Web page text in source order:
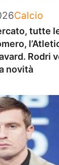
Categorie
Calcio
tutte
Rodri
novità